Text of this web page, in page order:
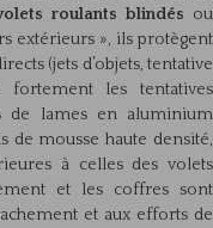
roulants blindés ou
extérieurs », ils protègent
(jets d’objets, tentative
fortement les tentatives
de lames en aluminium
mousse haute densité,
à celles des volets
et les coffres sont
et aux efforts de